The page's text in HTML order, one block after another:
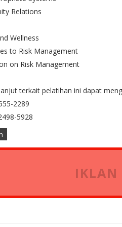
Relations
Wellness
to Risk Management
on Risk Management
terkait pelatihan ini dapat
2289
5928
IKLAN